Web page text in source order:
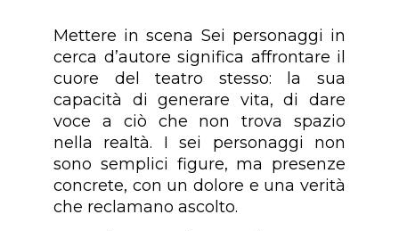
Mettere in scena Sei personaggi in
cerca d’autore significa affrontare il
cuore del teatro stesso: la sua
capacità di generare vita, di dare
voce a ciò che non trova spazio
nella realtà. I sei personaggi non
sono semplici figure, ma presenze
concrete, con un dolore e una verità
che reclamano ascolto.